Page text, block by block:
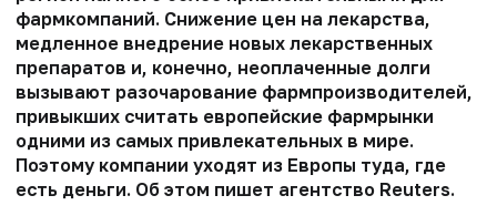
фармкомпаний. Снижение цен на лекарства,
медленное внедрение новых лекарственных
препаратов и, конечно, неоплаченные долги
вызывают разочарование фармпроизводителей,
привыкших считать европейские фармрынки
одними из самых привлекательных в мире.
Поэтому компании уходят из Европы туда, где
есть деньги. Об этом пишет агентство Reuters.